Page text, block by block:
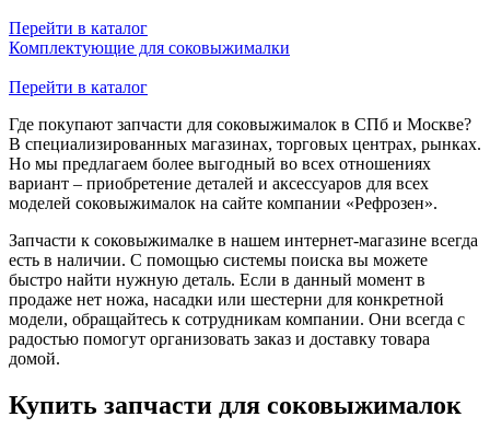
Перейти в каталог
Комплектующие для соковыжималки
Перейти в каталог
Где покупают запчасти для соковыжималок в СПб и Москве?
В специализированных магазинах, торговых центрах, рынках.
Но мы предлагаем более выгодный во всех отношениях
вариант – приобретение деталей и аксессуаров для всех
моделей соковыжималок на сайте компании «Рефрозен».
Запчасти к соковыжималке в нашем интернет-магазине всегда
есть в наличии. С помощью системы поиска вы можете
быстро найти нужную деталь. Если в данный момент в
продаже нет ножа, насадки или шестерни для конкретной
модели, обращайтесь к сотрудникам компании. Они всегда с
радостью помогут организовать заказ и доставку товара
домой.
Купить запчасти для соковыжималок